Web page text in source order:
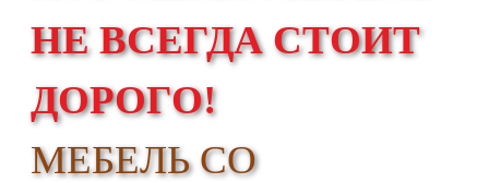
НЕ ВСЕГДА СТОИТ
ДОРОГО!
МЕБЕЛЬ СО